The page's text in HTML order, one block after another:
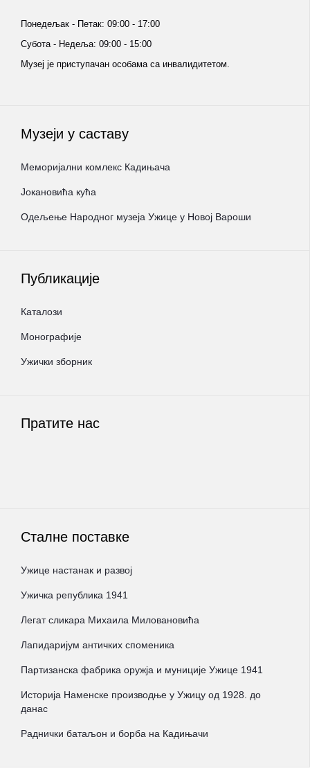
Понедељак - Петак: 09:00 - 17:00
Субота - Недеља: 09:00 - 15:00
Музеј је приступачан особама са инвалидитетом.
Музеји у саставу
Меморијални комлекс Кадињача
Јокановића кућа
Oдељење Народног музеја Ужице у Новој Вароши
Публикације
Каталози
Монографије
Ужички зборник
Пратите нас
Сталне поставке
Ужице настанак и развој
Ужичка република 1941
Легат сликара Михаила Миловановића
Лапидаријум античких споменика
Партизанска фабрика оружја и муниције Ужице 1941
Историја Наменске производње у Ужицу од 1928. до
данас
Раднички батаљон и борба на Кадињачи